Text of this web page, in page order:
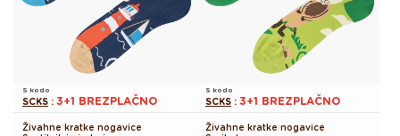
S kodo
SCKS : 3+1 BREZPLAČNO
Živahne kratke nogavice
S kodo
SCKS : 3+1 BREZPLAČNO
Živahne kratke nogavice